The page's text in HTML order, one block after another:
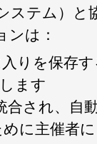
ステム）
は：
りを保存
ます
され、自
に主催者